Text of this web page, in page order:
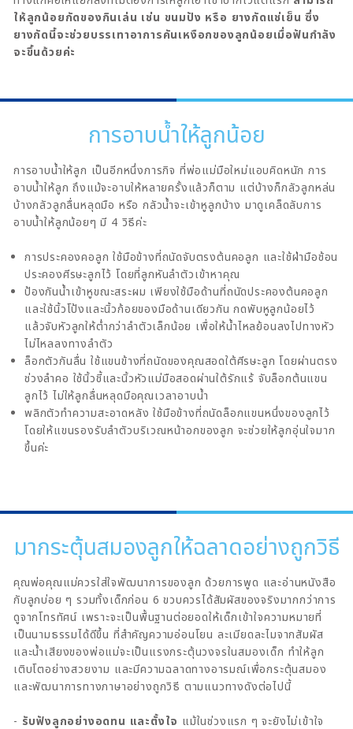
ให้ลูกน้อยกัดของกินเล่น เช่น ขนมปัง หรือ ยางกัดแช่เย็น ซึ่ง
ยางกัดนี้จะช่วยบรรเทาอาการคันเหงือกของลูกน้อยเมื่อฟันกำลัง
จะขึ้นด้วยค่ะ
การอาบน้ำให้ลูกน้อย
การอาบน้ำให้ลูก เป็นอีกหนึ่งภารกิจ ที่พ่อแม่มือใหม่แอบคิดหนัก การ
อาบน้ำให้ลูก ถึงแม้จะอาบให้หลายครั้งแล้วก็ตาม แต่บ้างก็กลัวลูกหล่น
บ้างกลัวลูกลื่นหลุดมือ หรือ กลัวน้ำจะเข้าหูลูกบ้าง มาดูเคล็ดลับการ
อาบน้ำให้ลูกน้อยๆ มี 4 วิธีค่ะ
การประคองคอลูก ใช้มือข้างที่ถนัดจับตรงต้นคอลูก และใช้ฝ่ามือช้อน
ประคองศีรษะลูกไว้ โดยที่ลูกหันลำตัวเข้าหาคุณ
ป้องกันน้ำเข้าหูขณะสระผม เพียงใช้มือด้านที่ถนัดประคองต้นคอลูก
และใช้นิ้วโป้งและนิ้วก้อยของมือด้านเดียวกัน กดพับหูลูกน้อยไว้
แล้วจับหัวลูกให้ต่ำกว่าลำตัวเล็กน้อย เพื่อให้น้ำไหลย้อนลงไปทางหัว
ไม่ไหลลงทางลำตัว
ล็อกตัวกันลื่น ใช้แขนข้างที่ถนัดของคุณสอดใต้ศีรษะลูก โดยผ่านตรง
ช่วงลำคอ ใช้นิ้วชี้และนิ้วหัวแม่มือสอดผ่านใต้รักแร้ จับล็อกต้นแขน
ลูกไว้ ไม่ให้ลูกลื่นหลุดมือคุณเวลาอาบน้ำ
พลิกตัวทำความสะอาดหลัง ใช้มือข้างที่ถนัดล็อกแขนหนึ่งของลูกไว้
โดยให้แขนรองรับลำตัวบริเวณหน้าอกของลูก จะช่วยให้ลูกอุ่นใจมาก
ขึ้นค่ะ
มากระตุ้นสมองลูกให้ฉลาดอย่างถูกวิธี
คุณพ่อคุณแม่ควรใส่ใจพัฒนาการของลูก ด้วยการพูด และอ่านหนังสือ
กับลูกบ่อย ๆ รวมทั้งเด็กก่อน 6 ขวบควรได้สัมผัสของจริงมากกว่าการ
ดูจากโทรทัศน์ เพราะจะเป็นพื้นฐานต่อยอดให้เด็กเข้าใจความหมายที่
เป็นนามธรรมได้ดีขึ้น ที่สำคัญความอ่อนโยน ละเมียดละไมจากสัมผัส
และน้ำเสียงของพ่อแม่จะเป็นแรงกระตุ้นวงจรในสมองเด็ก ทำให้ลูก
เติบโตอย่างสวยงาม และมีความฉลาดทางอารมณ์เพื่อกระตุ้นสมอง
และพัฒนาการทางภาษาอย่างถูกวิธี ตามแนวทางดังต่อไปนี้
- รับฟังลูกอย่างอดทน และตั้งใจ แม้ในช่วงแรก ๆ จะยังไม่เข้าใจ